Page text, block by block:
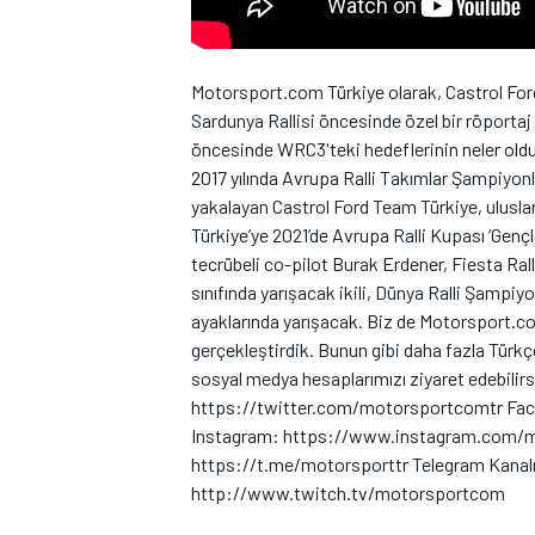
WRC
Motorsport.com Türkiye olarak, Castrol
Sardunya Rallisi öncesinde özel bir
öncesinde WRC3'teki hedeflerinin neler
2017 yılında Avrupa Ralli Takımlar
yakalayan Castrol Ford Team Türkiye,
Türkiye’ye 2021’de Avrupa Ralli Kupası
tecrübeli co-pilot Burak Erdener, Fiesta
sınıfında yarışacak ikili, Dünya Ralli
ayaklarında yarışacak. Biz de
gerçekleştirdik. Bunun gibi daha fazla
sosyal medya hesaplarımızı ziyaret
https://twitter.com/motorsportcomtr
Instagram: https://www.instagram.com/
https://t.me/motorsporttr Telegram
http://www.twitch.tv/motorsportcom